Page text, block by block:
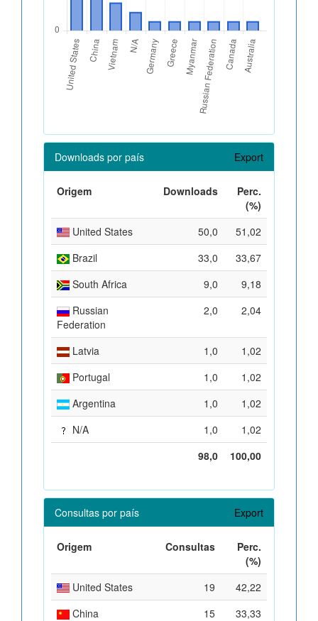
Downloads por país Export
Origem Downloads
Perc.
(%)
United States
50,0
51,02
Brazil
33,0
33,67
South Africa
9,0
9,18
Russian
Federation
2,0 2,04
Latvia 1,0
1,02
Portugal
1,0
1,02
Argentina
1,0
1,02
N/A
1,0
1,02
98,0
100,00
Consultas por país Export
Origem Consultas
Perc.
(%)
United States
19
42,22
China
15
33,33